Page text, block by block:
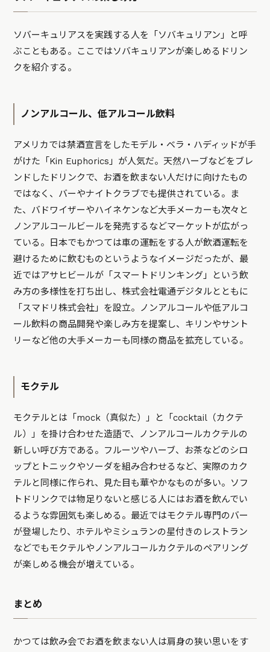
ソバーキュリアスを実践する人を「ソバキュリアン」と呼
ぶこともある。ここではソバキュリアンが楽しめるドリン
クを紹介する。
ノンアルコール、低アルコール飲料
アメリカでは禁酒宣言をしたモデル・ベラ・ハディッドが手
がけた「Kin Euphorics」が人気だ。天然ハーブなどをブレ
ンドしたドリンクで、お酒を飲まない人だけに向けたもの
ではなく、バーやナイトクラブでも提供されている。ま
た、バドワイザーやハイネケンなど大手メーカーも次々と
ノンアルコールビールを発売するなどマーケットが広がっ
ている。日本でもかつては車の運転をする人が飲酒運転を
避けるために飲むものというようなイメージだったが、最
近ではアサヒビールが「スマートドリンキング」という飲
み方の多様性を打ち出し、株式会社電通デジタルとともに
「スマドリ株式会社」を設立。ノンアルコールや低アルコ
ール飲料の商品開発や楽しみ方を提案し、キリンやサント
リーなど他の大手メーカーも同様の商品を拡充している。
モクテル
モクテルとは「mock（真似た）」と「cocktail（カクテ
ル）」を掛け合わせた造語で、ノンアルコールカクテルの
新しい呼び方である。フルーツやハーブ、お茶などのシロ
ップとトニックやソーダを組み合わせるなど、実際のカク
テルと同様に作られ、見た目も華やかなものが多い。ソフ
トドリンクでは物足りないと感じる人にはお酒を飲んでい
るような雰囲気も楽しめる。最近ではモクテル専門のバー
が登場したり、ホテルやミシュランの星付きのレストラン
などでもモクテルやノンアルコールカクテルのペアリング
が楽しめる機会が増えている。
まとめ
かつては飲み会でお酒を飲まない人は肩身の狭い思いをす